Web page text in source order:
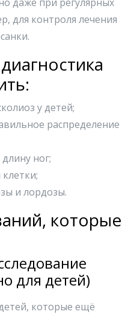
для контроля лечения
у детей;
распределение
ног;
и лордозы.
которые
для детей)
которые ещё